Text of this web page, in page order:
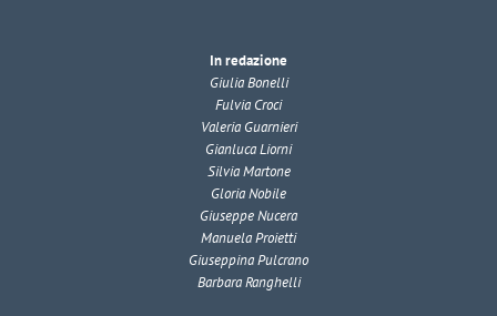
In redazione
Giulia Bonelli
Fulvia Croci
Valeria Guarnieri
Gianluca Liorni
Silvia Martone
Gloria Nobile
Giuseppe Nucera
Manuela Proietti
Giuseppina Pulcrano
Barbara Ranghelli